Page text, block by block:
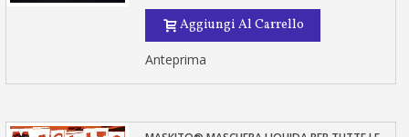
Aggiungi Al Carrello
Anteprima